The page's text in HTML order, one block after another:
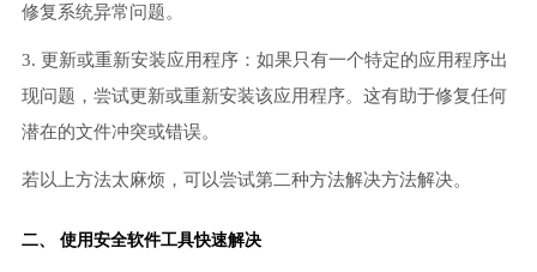
修复系统异常问题。
3. 更新或重新安装应用程序：如果只有一个特定的应用程序出
现问题，尝试更新或重新安装该应用程序。这有助于修复任何
潜在的文件冲突或错误。
若以上方法太麻烦，可以尝试第二种方法解决方法解决。
二、 使用安全软件工具快速解决